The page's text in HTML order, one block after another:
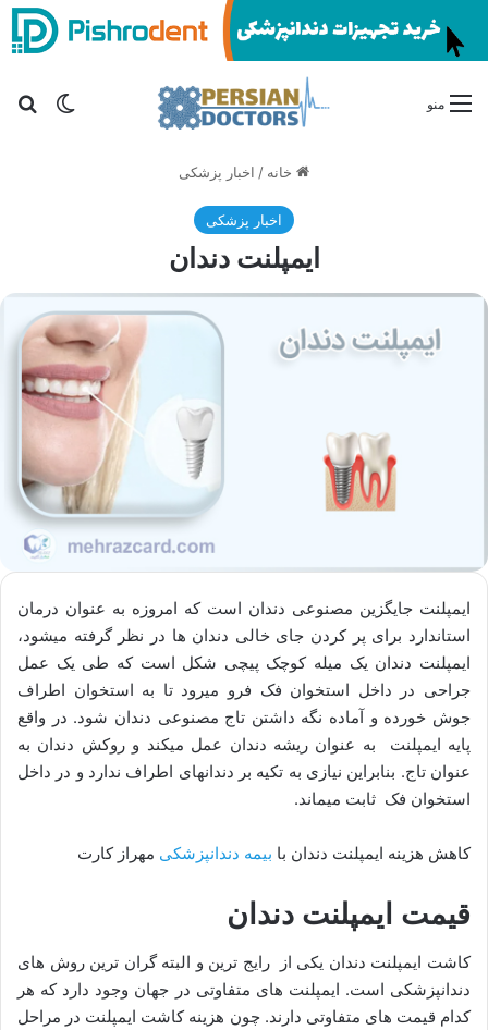
تغییر منو
خانه / اخبار پزشکی
اخبار پزشکی
ایمپلنت دندان
ایمپلنت جایگزین مصنوعی دندان است که امروزه به عنوان درمان
استاندارد برای پر کردن جای خالی دندان ها در نظر گرفته میشود،
ایمپلنت دندان یک میله کوچک پیچی شکل است که طی یک عمل
جراحی در داخل استخوان فک فرو میرود تا به استخوان اطراف
جوش خورده و آماده نگه داشتن تاج مصنوعی دندان شود. در واقع
پایه ایمپلنت به عنوان ریشه دندان عمل میکند و روکش دندان به
عنوان تاج. بنابراین نیازی به تکیه بر دندان­های اطراف ندارد و در داخل
استخوان فک ثابت میماند.
کاهش هزینه ایمپلنت دندان با بیمه دندانپزشکی مهراز کارت
قیمت ایمپلنت دندان
کاشت ایمپلنت دندان یکی از رایج ترین و البته گران ترین روش های
دندانپزشکی است. ایمپلنت های متفاوتی در جهان وجود دارد که هر
کدام قیمت های متفاوتی دارند. چون هزینه کاشت ایمپلنت در مراحل